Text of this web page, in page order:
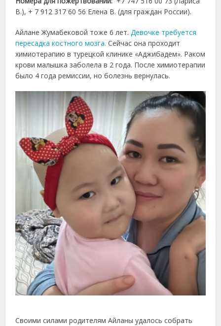
В.), + 7 912 317 60 56 Елена В. (для граждан России).
Айлане Жумабековой тоже 6 лет.Девочке требуется
пересадка костного мозга. Сейчас она проходит
химиотерапию в турецкой клинике «Аджибадем». Раком
крови малышка заболела в 2 года. После химиотерапии
было 4 года ремиссии, но болезнь вернулась.
Своими силами родителям Айланы удалось собрать